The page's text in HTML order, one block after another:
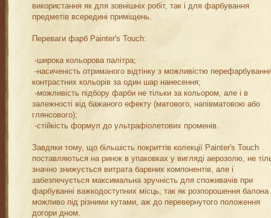
використання як для зовнішніх робіт, так і для фарбування
предметів всередині приміщень.
Переваги фарб Painter's Touch:
-широка кольорова палітра;
-насиченість отриманого відтінку з можливістю
контрастних кольорів за один шар нанесення;
-можливість підбору фарби не тільки за кольором, але і в
залежності від бажаного ефекту (матового, напівматовою або
глянсового);
-стійкість формул до ультрафіолетових променів.
Завдяки тому, що більшість покриттів колекції Painter's Touch
поставляються на ринок в упаковках у вигляді аерозолю, не
значно знижується витрата барвних компонентів, але і
забезпечується максимальна зручність для споживачів при
фарбуванні важкодоступних місць, так як розпорошення балона
можливо під різними кутами, аж до перевернутого положення
догори дном.